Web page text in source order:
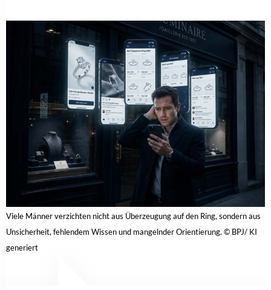
Viele Männer verzichten nicht aus Überzeugung auf den Ring, sondern aus
Unsicherheit, fehlendem Wissen und mangelnder Orientierung. © BPJ/ KI
generiert